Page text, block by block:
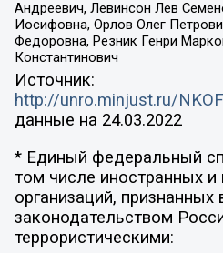
Андреевич, Левинсон Лев
Иосифовна, Орлов Олег
Федоровна, Резник Генри
Константинович
Источник:
http://unro.minjust.ru/
данные на 24.03.2022
* Единый федеральный
том числе иностранных
организаций, признанных
законодательством
террористическими: